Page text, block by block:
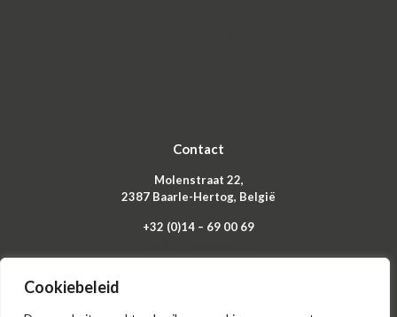
Cookiebeleid
Contact
Molenstraat 22,
2387 Baarle-Hertog, België
+32 (0)14 – 69 00 69